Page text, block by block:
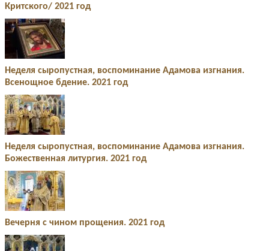
Критского/ 2021 год
Неделя сыропустная, воспоминание Адамова изгнания.
Всенощное бдение. 2021 год
Неделя сыропустная, воспоминание Адамова изгнания.
Божественная литургия. 2021 год
Вечерня с чином прощения. 2021 год